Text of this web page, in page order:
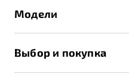
Модели
Выбор и покупка